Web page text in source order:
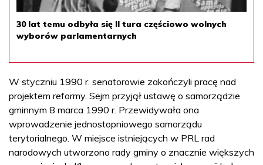
30 lat temu odbyła się II tura częściowo wolnych
wyborów parlamentarnych
W styczniu 1990 r. senatorowie zakończyli pracę nad
projektem reformy. Sejm przyjął ustawę o samorządzie
gminnym 8 marca 1990 r. Przewidywała ona
wprowadzenie jednostopniowego samorządu
terytorialnego. W miejsce istniejących w PRL rad
narodowych utworzono rady gminy o znacznie większych